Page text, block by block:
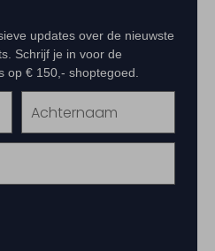
updates over de nieuwste
Schrijf je in voor de
op € 150,- shoptegoed.